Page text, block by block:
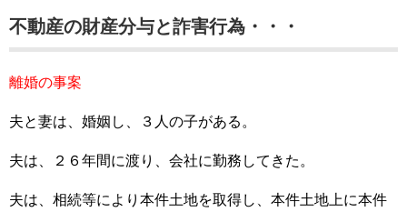
不動産の財産分与と詐害行為・・・
離婚の事案
夫と妻は、婚姻し、３人の子がある。
夫は、２６年間に渡り、会社に勤務してきた。
夫は、相続等により本件土地を取得し、本件土地上に本件